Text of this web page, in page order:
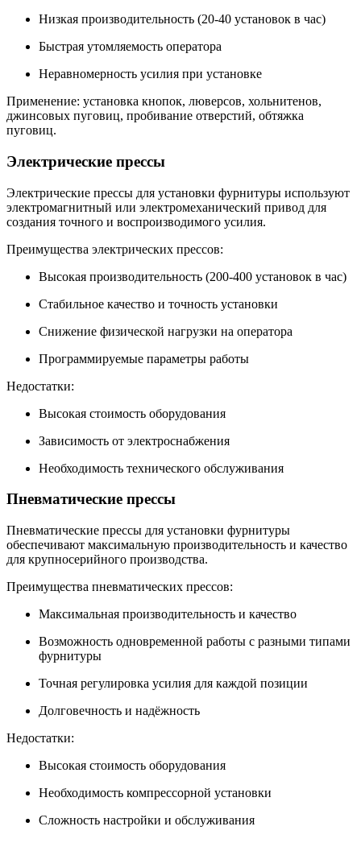
Низкая производительность (20-40 установок в час)
Быстрая утомляемость оператора
Неравномерность усилия при установке
Применение: установка кнопок, люверсов, хольнитенов,
джинсовых пуговиц, пробивание отверстий, обтяжка
пуговиц.
Электрические прессы
Электрические прессы для установки фурнитуры используют
электромагнитный или электромеханический привод для
создания точного и воспроизводимого усилия.
Преимущества электрических прессов:
Высокая производительность (200-400 установок в час)
Стабильное качество и точность установки
Снижение физической нагрузки на оператора
Программируемые параметры работы
Недостатки:
Высокая стоимость оборудования
Зависимость от электроснабжения
Необходимость технического обслуживания
Пневматические прессы
Пневматические прессы для установки фурнитуры
обеспечивают максимальную производительность и качество
для крупносерийного производства.
Преимущества пневматических прессов:
Максимальная производительность и качество
Возможность одновременной работы с разными типами
фурнитуры
Точная регулировка усилия для каждой позиции
Долговечность и надёжность
Недостатки:
Высокая стоимость оборудования
Необходимость компрессорной установки
Сложность настройки и обслуживания